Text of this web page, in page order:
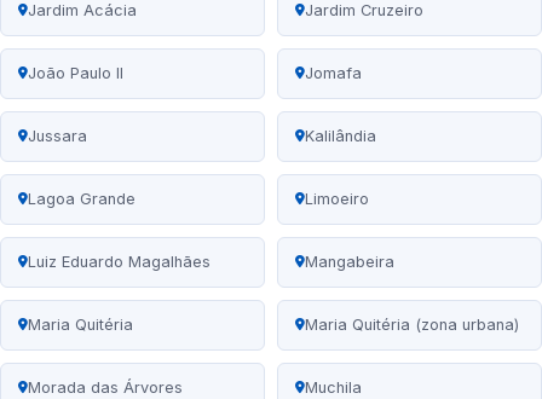
Jardim Acácia Jardim Cruzeiro
João Paulo II Jomafa
Jussara Kalilândia
Lagoa Grande Limoeiro
Luiz Eduardo Magalhães Mangabeira
Maria Quitéria Maria Quitéria (zona urbana)
Morada das Árvores Muchila